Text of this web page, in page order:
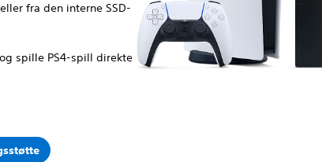
fra den interne SSD-
spille PS4-spill direkte